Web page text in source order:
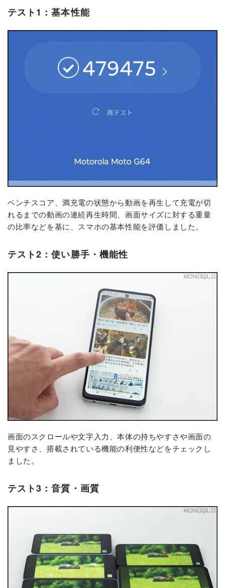
テスト1：基本性能
ベンチスコア、満充電の状態から動画を再生して充電が切
れるまでの動画の連続再生時間、画面サイズに対する重量
の比率などを基に、スマホの基本性能を評価しました。
テスト2：使い勝手・機能性
画面のスクロールや文字入力、本体の持ちやすさや画面の
見やすさ、搭載されている機能の利便性などをチェックし
ました。
テスト3：音質・画質